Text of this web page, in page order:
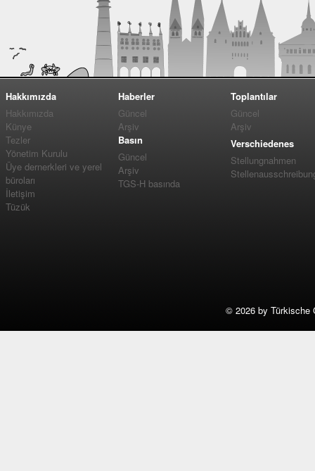
Hakkımızda
Hakkımızda
Künye
Tezler
Yönetim Kurulu
Üye dernerkleri ve yerel
büroları
İletişim
Tüzük
Haberler
Güncel
Arşiv
Basın
Güncel
Arşiv
TGS-H basında
Toplantılar
Güncel
Arşiv
Verschiedenes
Stellungnahmen
© 2026 by Türkische